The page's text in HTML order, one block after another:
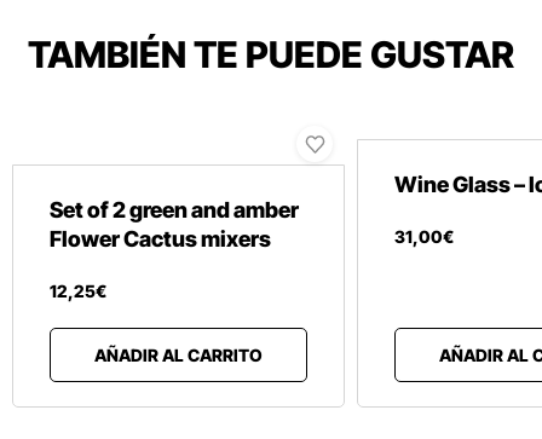
TAMBIÉN TE PUEDE GUSTAR
Set of 2 green and amber
Flower Cactus mixers
12,25€
AÑADIR AL CARRITO
Wine Glass –
31,00€
AÑADIR AL